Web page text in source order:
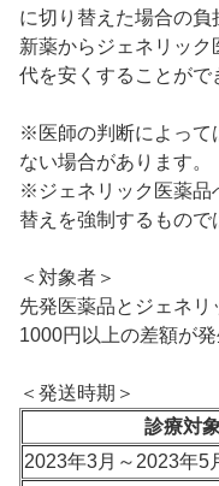
に切り替えた場合の負
新薬からジェネリッ
代を安くすることがで
※医師の判断によって
ない場合があります。
※ジェネリック医薬品
替えを強制するもので
＜対象者＞
先発医薬品とジェネ
1000円以上の差額が発
＜発送時期＞
診療対
2023年3月～2023年5